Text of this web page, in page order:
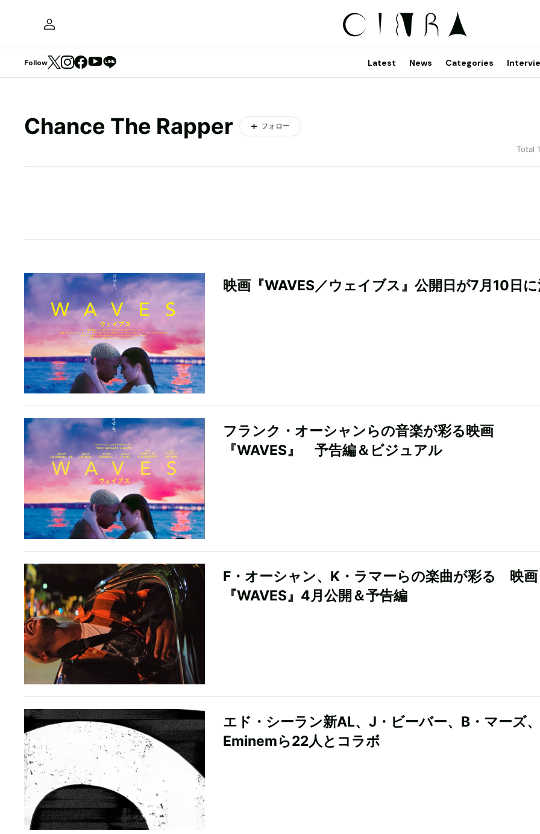
Follow Latest News Categories
Chance The Rapper フォロー
Total
映画『WAVES／ウェイブス』公開日が7月10日
フランク・オーシャンらの音楽が彩る映画
『WAVES』 予告編＆ビジュアル
F・オーシャン、K・ラマーらの楽曲が彩る 映画
『WAVES』4月公開＆予告編
エド・シーラン新AL、J・ビーバー、B・マーズ、
Eminemら22人とコラボ